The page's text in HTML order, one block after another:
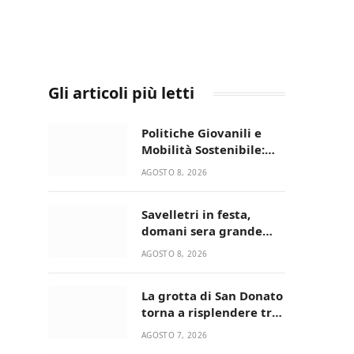
Gli articoli più letti
Politiche Giovanili e
Mobilità Sostenibile:
premiati gli studenti
AGOSTO 8, 2026
Savelletri in festa,
domani sera grande
spettacolo con Uccio De
AGOSTO 8, 2026
La grotta di San Donato
torna a risplendere tra
fede, natura e
AGOSTO 7, 2026